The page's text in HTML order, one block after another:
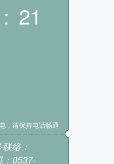
20
，请保持电话畅通
络：
：0537-